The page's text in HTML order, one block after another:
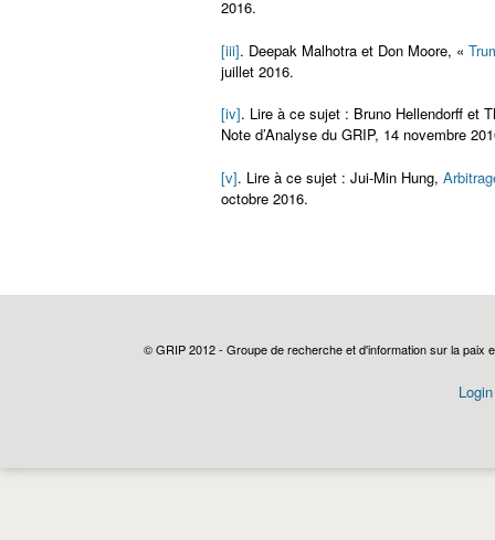
2016.
[iii]. Deepak Malhotra et Don Moore, «
juillet 2016.
[iv]. Lire à ce sujet : Bruno Hellendorff et
Note d’Analyse du GRIP, 14 novembre
[v]. Lire à ce sujet : Jui-Min Hung,
octobre 2016.
© GRIP 2012 - Groupe de recherche et d'information sur la paix
Login